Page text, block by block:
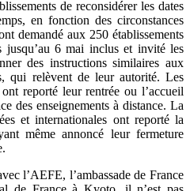
de reconsidérer les dates
en fonction des circonstances
demandé aux 250 établissements
jusqu’au 6 mai inclus et invité les
des instructions similaires aux
qui relèvent de leur autorité. Les
reporté leur rentrée ou l’accueil
des enseignements à distance. La
et internationales ont reporté la
même annoncé leur fermeture
l’AEFE, l’ambassade de France